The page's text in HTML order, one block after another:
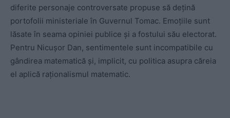
diferite personaje controversate propuse să dețină
portofolii ministeriale în Guvernul Tomac. Emoțiile sunt
lăsate în seama opiniei publice și a fostului său electorat.
Pentru Nicușor Dan, sentimentele sunt incompatibile cu
gândirea matematică și, implicit, cu politica asupra căreia
el aplică raționalismul matematic.